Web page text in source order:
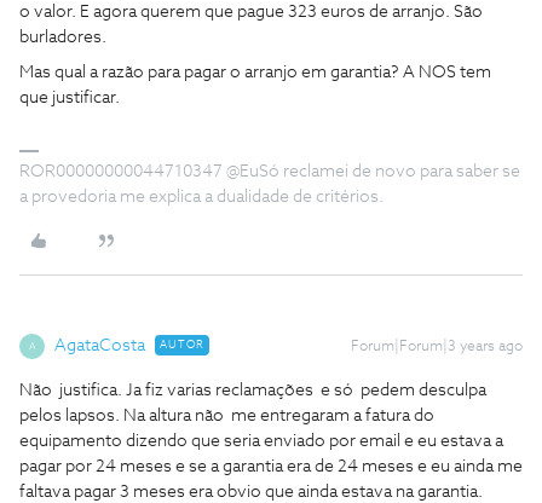
o valor. E agora querem que pague 323 euros de arranjo. São
burladores.
Mas qual a razão para pagar o arranjo em garantia? A NOS tem
que justificar.
ROR00000000044710347 @EuSó reclamei de novo para saber se
a provedoria me explica a dualidade de critérios.
A AgataCosta AUTOR Forum|Forum|3 years ago
Não justifica. Ja fiz varias reclamações e só pedem desculpa
pelos lapsos. Na altura não me entregaram a fatura do
equipamento dizendo que seria enviado por email e eu estava a
pagar por 24 meses e se a garantia era de 24 meses e eu ainda me
faltava pagar 3 meses era obvio que ainda estava na garantia.